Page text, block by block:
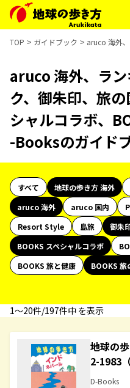
TOP ガイドブック aruco 海外
aruco 海外、ラ
ク、御朱印、旅
シャルコラボ、
-Booksのガイド
すべて 地球の歩き方 海外
aruco 海外
aruco 国内
Resort Style
島旅 御朱
BOOKS スペシャルコラボ
BOOKS 旅と健康
BOOKS 旅
1〜20件/197件中 を表示
地球の
2-1983
D-Books